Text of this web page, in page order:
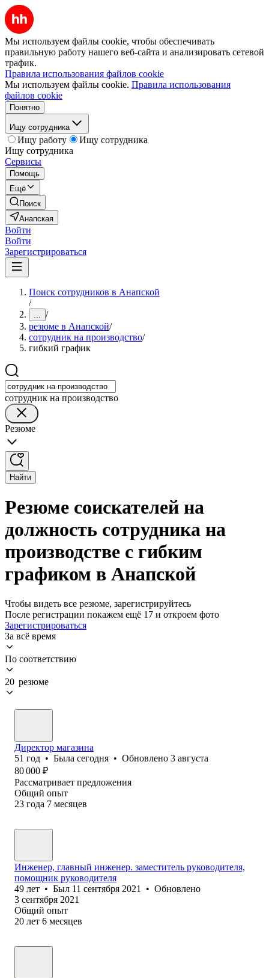
Мы используем файлы cookie, чтобы обеспечивать
правильную работу нашего веб-сайта и анализировать сетевой
трафик.
Правила использования файлов cookie
Мы используем файлы cookie. Правила использования
файлов cookie
Понятно
Ищу сотрудника
Ищу работу
Ищу сотрудника
Ищу сотрудника
Сервисы
Помощь
Ещё
Поиск
Анапская
Войти
Войти
Зарегистрироваться
Поиск сотрудников в Анапской
/
... /
резюме в Анапской/
сотрудник на производство/
гибкий график
сотрудник на производство
Резюме
Найти
Резюме соискателей на
должность сотрудника на
производстве с гибким
графиком в Анапской
Чтобы видеть все резюме, зарегистрируйтесь
После регистрации покажем ещё 17 и откроем фото
Зарегистрироваться
За всё время
По соответствию
20 резюме
Директор магазина
51 год • Была сегодня • Обновлено 3 августа
80 000 ₽
Рассматривает предложения
Общий опыт
23 года 7 месяцев
Инженер, главный инженер. заместитель руководителя,
помощник руководителя
49 лет • Был 11 сентября 2021 • Обновлено
3 сентября 2021
Общий опыт
20 лет 6 месяцев